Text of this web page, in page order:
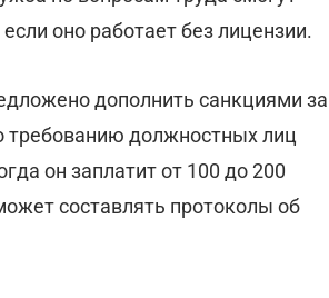
оно работает без лицензии.
дополнить санкциями за
требованию должностных лиц
он заплатит от 100 до 200
составлять протоколы об